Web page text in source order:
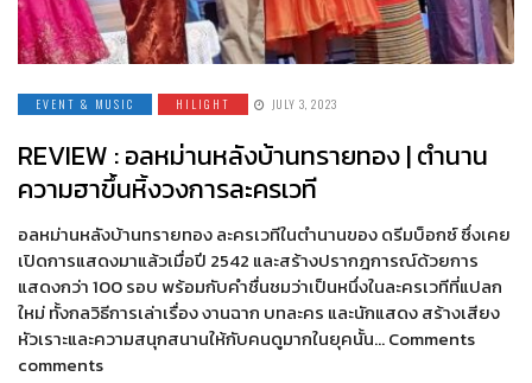
EVENT & MUSIC HILIGHT JULY 3, 2023
REVIEW : อลหม่านหลังบ้านทรายทอง | ตำนาน
ความฮาขึ้นหิ้งวงการละครเวที
อลหม่านหลังบ้านทรายทอง ละครเวทีในตำนานของ ดรีมบ็อกซ์ ซึ่งเคย
เปิดการแสดงมาแล้วเมื่อปี 2542 และสร้างปรากฎการณ์ด้วยการ
แสดงกว่า 100 รอบ พร้อมกับคำชื่นชมว่าเป็นหนึ่งในละครเวทีที่แปลก
ใหม่ ทั้งกลวิธีการเล่าเรื่อง งานฉาก บทละคร และนักแสดง สร้างเสียง
หัวเราะและความสนุกสนานให้กับคนดูมากในยุคนั้น… Comments
comments